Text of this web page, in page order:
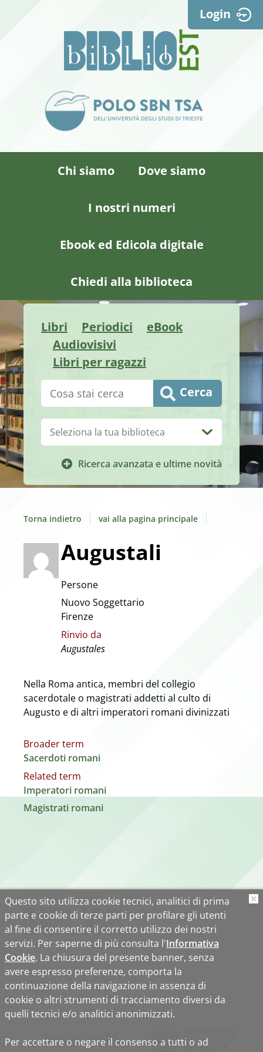
Login
Chi siamo Dove siamo
I nostri numeri
Ebook ed Edicola digitale
Chiedi alla biblioteca
Libri Periodici
eBook
Audiovisivi
Libri per ragazzi
Cerca su "Catalogo" Cerca
Ricerca avanzata e ultime novità
Biblioteca:
Torna indietro vai alla pagina principale
Augustali
Persone
Nuovo Soggettario
Firenze
Rinvio da
Augustales
Nella Roma antica, membri del collegio
sacerdotale o magistrati addetti al culto di
Augusto e di altri imperatori romani divinizzati
Broader term
Sacerdoti romani
Related term
Imperatori romani
Magistrati romani
BiblioUniTS
Questo sito utilizza cookie tecnici, analitici di prima
parte e cookie di terze parti per profilare gli utenti
al fine di consentire il corretto utilizzo dei nostri
servizi. Per saperne di più consulta l'Informativa
Cookie. La chiusura del presente banner, senza
avere espresso preferenze, comporta la
continuazione della navigazione in assenza di
cookie o altri strumenti di tracciamento diversi da
quelli tecnici e/o analitici anonimizzati.
Per accettare o negare il consenso a tutti o ad